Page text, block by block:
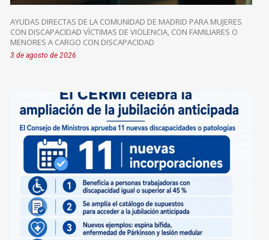
AYUDAS DIRECTAS DE LA COMUNIDAD DE MADRID PARA MUJERES
CON DISCAPACIDAD VÍCTIMAS DE VIOLENCIA, CON FAMILIARES O
MENORES A CARGO CON DISCAPACIDAD
3 de agosto de 2026